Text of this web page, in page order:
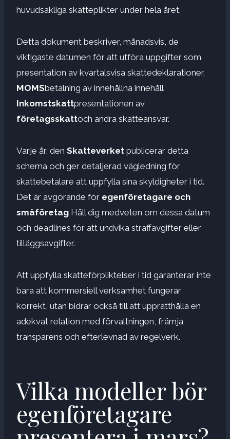
huvudsakliga skatteplikter under hela året.
Detta dokument beskriver, månadsvis, de
viktigaste datumen för att utföra uppgifter som
presentation av kvartalsvisa skattedeklarationer.
MOMSbetalning av innehållna innehåll
Inkomstskattpresentationen av
företagsskattoch andra skatteansvar.
Varje år, den Skatteverket publicerar detta
schema och ger detaljerad vägledning för
skattebetalare att uppfylla sina skyldigheter i tid.
Det är avgörande för egenföretagare och
småföretag Håll dig medveten om dessa datum
och deadlines för att undvika straffavgifter eller
tilläggsavgifter.
Att uppfylla skatteförpliktelser i tid garanterar inte
bara att kommersiell verksamhet fungerar
korrekt, utan bidrar också till att upprätthålla en
adekvat relation med förvaltningen, främja
transparens och efterlevnad av regelverk.
Vilka modeller bör
egenföretagare